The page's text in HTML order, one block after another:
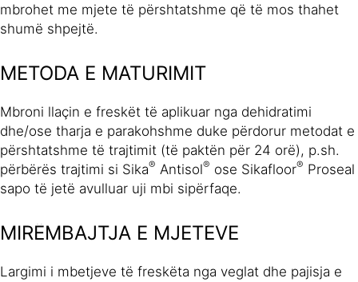
mbrohet me mjete të përshtatshme që të mos thahet
shumë shpejtë.
METODA E MATURIMIT
Mbroni llaçin e freskët të aplikuar nga dehidratimi
dhe/ose tharja e parakohshme duke përdorur metodat e
përshtatshme të trajtimit (të paktën për 24 orë), p.sh.
përbërës trajtimi si Sika® Antisol® ose Sikafloor® Proseal
sapo të jetë avulluar uji mbi sipërfaqe.
MIRËMBAJTJA E MJETEVE
Largimi i mbetjeve të freskëta nga veglat dhe pajisja e